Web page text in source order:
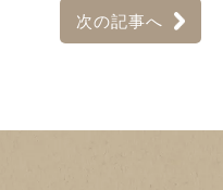
次の記事へ